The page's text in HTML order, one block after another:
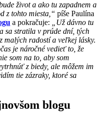
život a ako tu zapadnem a
z tohto miesta,“ píše Paulína
a pokračuje: „Už dávno tu
sa stratila v prúde dní, tých
malých radostí a veľkej lásky.
je náročné vedieť to, že
som na to, aby som
z biedy, ale môžem im
tie zázraky, ktoré sa
blogu